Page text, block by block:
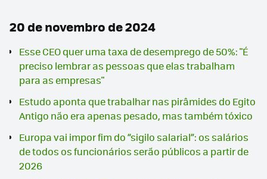
20 de novembro de 2024
Esse CEO quer uma taxa de desemprego de 50%: "É
preciso lembrar as pessoas que elas trabalham
para as empresas"
Estudo aponta que trabalhar nas pirâmides do Egito
Antigo não era apenas pesado, mas também tóxico
Europa vai impor fim do “sigilo salarial”: os salários
de todos os funcionários serão públicos a partir de
2026